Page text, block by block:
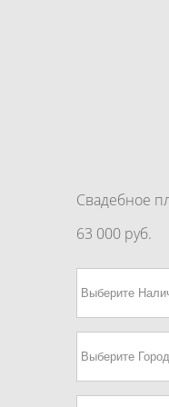
Свадебное
63 000 pуб.